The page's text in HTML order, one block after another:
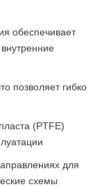
обеспечивает
позволяет гибко
(PTFE)
для
схемы